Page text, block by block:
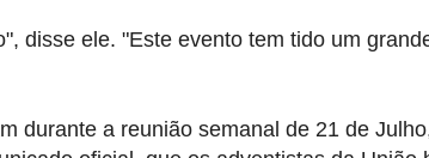
", disse ele. "Este evento tem tido um
durante a reunião semanal de 21 de Julho